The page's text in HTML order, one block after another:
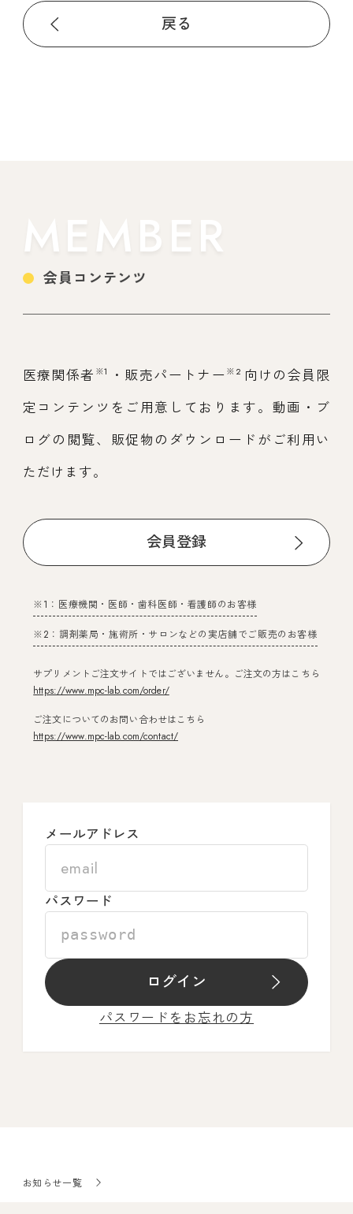
戻る
MEMBER
会員コンテンツ
医療関係者 ※1 ・販売パートナー※2 向けの会員限
定コンテンツをご用意しております。動画・ブ
ログの閲覧、販促物のダウンロードがご利用い
ただけます。
会員登録
※1：医療機関・医師・歯科医師・看護師のお客様
※2：調剤薬局・施術所・サロンなどの実店舗でご販売のお客様
サプリメントご注文サイトではございません。ご注文の方はこちら
https://www.mpc-lab.com/order/
ご注文についてのお問い合わせはこちら
https://www.mpc-lab.com/contact/
メールアドレス
パスワード
ログイン
パスワードをお忘れの方
お知らせ一覧